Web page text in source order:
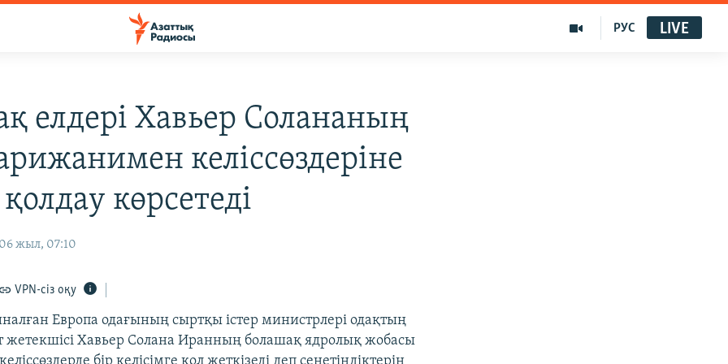
РУС LIVE
елдері Хавьер Солананың
келіссөздеріне
көрсетеді
жыл, 07:10
VPN-сіз оқу
Европа одағының сыртқы істер министрлері одақтың
жетекшісі Хавьер Солана Иранның болашақ ядролық жобасы